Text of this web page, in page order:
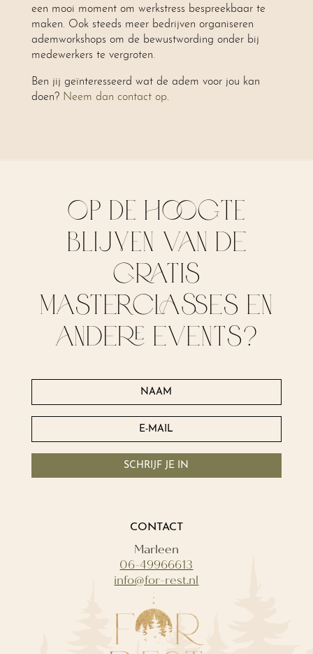
een mooi moment om werkstress bespreekbaar te
maken. Ook steeds meer bedrijven organiseren
ademworkshops om de bewustwording onder bij
medewerkers te vergroten.
Ben jij geïnteresseerd wat de adem voor jou kan
doen? Neem dan contact op.
OP DE HOOGTE
BLIJVEN van de
gratis
masterclasses en
andere events?
SCHRIJF JE IN
CONTACT
Marleen
06-49966613
info@for-rest.nl